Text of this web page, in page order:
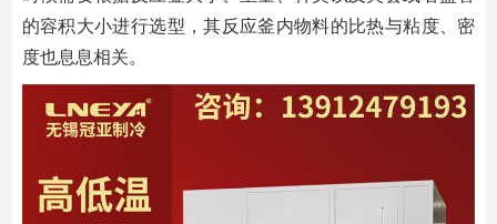
的容积大小进行选型，其反应釜内物料的比热与粘度、密
度也息息相关。